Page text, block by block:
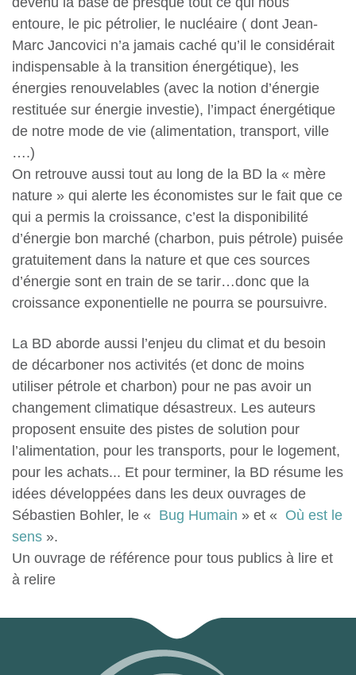
entoure, le pic pétrolier, le nucléaire ( dont Jean-
Marc Jancovici n’a jamais caché qu’il le considérait
indispensable à la transition énergétique), les
énergies renouvelables (avec la notion d’énergie
restituée sur énergie investie), l’impact énergétique
de notre mode de vie (alimentation, transport, ville
….)
On retrouve aussi tout au long de la BD la « mère
nature » qui alerte les économistes sur le fait que ce
qui a permis la croissance, c’est la disponibilité
d’énergie bon marché (charbon, puis pétrole) puisée
gratuitement dans la nature et que ces sources
d’énergie sont en train de se tarir…donc que la
croissance exponentielle ne pourra se poursuivre.
La BD aborde aussi l’enjeu du climat et du besoin
de décarboner nos activités (et donc de moins
utiliser pétrole et charbon) pour ne pas avoir un
changement climatique désastreux. Les auteurs
proposent ensuite des pistes de solution pour
l’alimentation, pour les transports, pour le logement,
pour les achats... Et pour terminer, la BD résume les
idées développées dans les deux ouvrages de
Sébastien Bohler, le « Bug Humain » et « Où est le
sens ».
Un ouvrage de référence pour tous publics à lire et
à relire